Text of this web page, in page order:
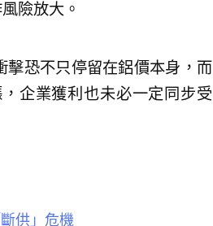
險放大。
擊恐不只停留在鋁價本身，而
企業獲利也未必一定同步受
供」危機